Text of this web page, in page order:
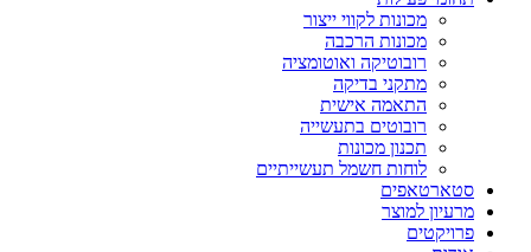
מכונות לקווי ייצור
מכונות הרכבה
רובוטיקה ואוטומציה
מתקני בדיקה
התאמה אישית
רובוטים בתעשייה
תכנון מכונות
לוחות חשמל תעשייתיים
סטארטאפים
מרעיון למוצר
פרויקטים